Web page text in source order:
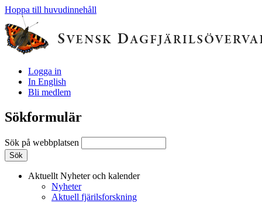
Hoppa till huvudinnehåll
Logga in
In English
Bli medlem
Sökformulär
Sök på webbplatsen
Aktuellt Nyheter och kalender
Nyheter
Aktuell fjärilsforskning